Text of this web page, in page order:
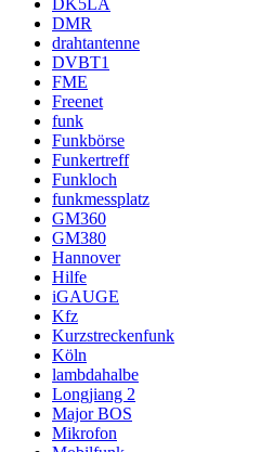
DMR
drahtantenne
DVBT1
FME
Freenet
funk
Funkbörse
Funkertreff
Funkloch
funkmessplatz
GM360
GM380
Hannover
Hilfe
iGAUGE
Kfz
Kurzstreckenfunk
Köln
lambdahalbe
Longjiang 2
Major BOS
Mikrofon